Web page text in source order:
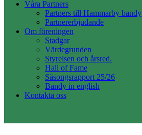
Våra Partners
Partners till Hammarby bandy
Partnererbjudande
Om föreningen
Stadgar
Värdegrunden
Styrelsen och årsred.
Hall of Fame
Säsongsrapport 25/26
Bandy in english
Kontakta oss